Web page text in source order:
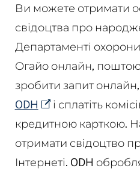
Ви можете отримати
свідоцтва про
Департаменті
Огайо онлайн,
зробити запит онлайн,
ODH
і сплатіть
кредитною карткою.
отримати свідоцтво
Інтернеті. ODH